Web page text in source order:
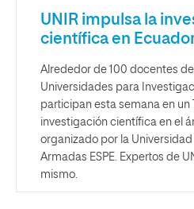
UNIR impulsa la
científica en
Alrededor de 100 docentes
Universidades para
participan esta semana en un
investigación científica en el
organizado por la Universidad
Armadas ESPE. Expertos de
mismo.